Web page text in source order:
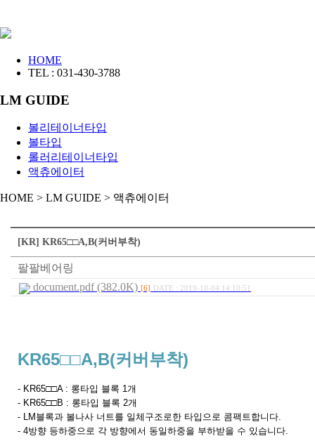
HOME
TEL : 031-430-3788
LM GUIDE
볼리테이너타입
볼타입
롤러리테이너타입
액츄에이터
HOME > LM GUIDE > 액츄에이터
[KR] KR65□□A,B(커버부착)
팔팔베어링
document.pdf (382.0K) [6] DATE : 2019-10-04 14:10:51
KR65□□A,B(커버부착)
- KR65□□A : 롱타입 블록 1개
- KR65□□B : 롱타입 블록 2개
- LM블록과 볼나사 너트를 일체구조로한 타입으로 콤팩트합니다.
- 4방향 등하중으로 각 방향에서 동일하중을 부하받을 수 있습니다.